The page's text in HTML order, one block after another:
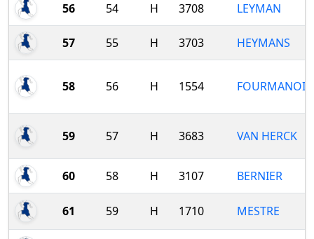
56 54 H 3708 LEYMAN
57 55 H 3703 HEYMANS
58 56 H 1554 FOURMANOIR
59 57 H 3683 VAN HERCK
60 58 H 3107 BERNIER
61 59 H 1710 MESTRE